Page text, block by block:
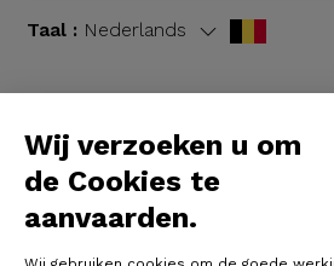
Wij verzoeken u om
de Cookies te
aanvaarden.
Taal : Nederlands
Algemene voorwaarden |